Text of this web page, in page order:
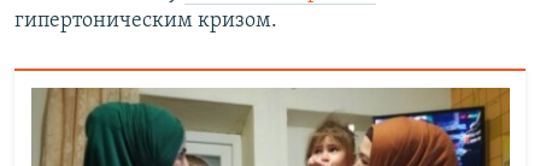
гипертоническим кризом.